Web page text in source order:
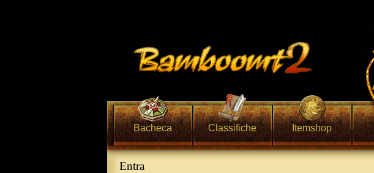
Bacheca Classifiche Itemshop
Entra